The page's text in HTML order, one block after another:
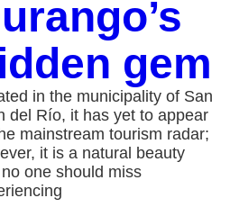
gem
in the municipality of San
del Río, it has yet to appear
mainstream tourism radar;
it is a natural beauty
one should miss